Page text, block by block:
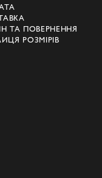
ТА ПОВЕРНЕННЯ
РОЗМІРІВ